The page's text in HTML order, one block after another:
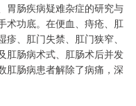
胃肠疾病疑难杂症的研究与
术功底。在便血、痔疮、肛
、肛门失禁、肛门狭窄、
肛肠病术式、肛肠术后并发
肛肠病患者解除了病痛，深